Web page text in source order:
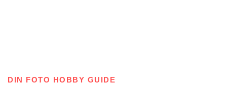
DIN FOTO HOBBY GUIDE